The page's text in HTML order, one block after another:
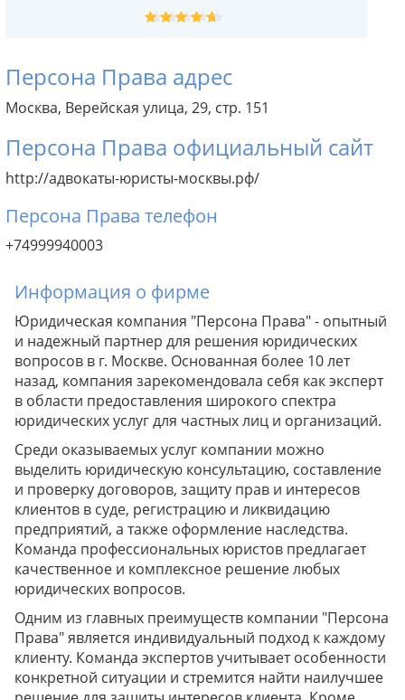
Персона Права адрес
Москва, Верейская улица, 29, стр. 151
Персона Права официальный сайт
http://адвокаты-юристы-москвы.рф/
Персона Права телефон
+74999940003
Информация о фирме
Юридическая компания "Персона Права" - опытный
и надежный партнер для решения юридических
вопросов в г. Москве. Основанная более 10 лет
назад, компания зарекомендовала себя как эксперт
в области предоставления широкого спектра
юридических услуг для частных лиц и организаций.
Среди оказываемых услуг компании можно
выделить юридическую консультацию, составление
и проверку договоров, защиту прав и интересов
клиентов в суде, регистрацию и ликвидацию
предприятий, а также оформление наследства.
Команда профессиональных юристов предлагает
качественное и комплексное решение любых
юридических вопросов.
Одним из главных преимуществ компании "Персона
Права" является индивидуальный подход к каждому
клиенту. Команда экспертов учитывает особенности
конкретной ситуации и стремится найти наилучшее